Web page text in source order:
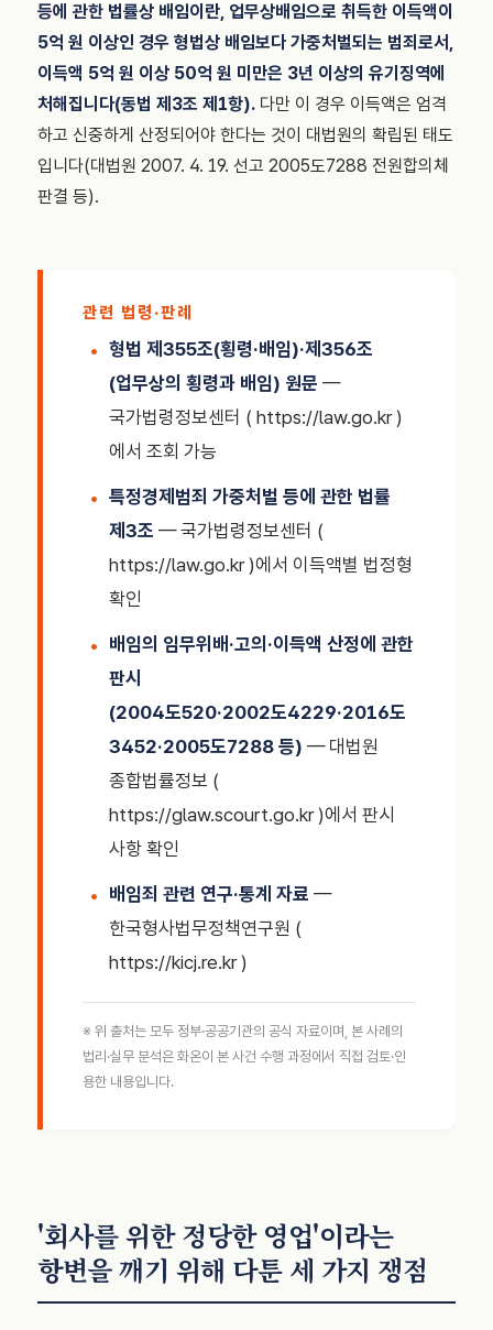
등에 관한 법률상 배임이란, 업무상배임으로 취득한 이득액이
5억 원 이상인 경우 형법상 배임보다 가중처벌되는 범죄로서,
이득액 5억 원 이상 50억 원 미만은 3년 이상의 유기징역에
처해집니다(동법 제3조 제1항). 다만 이 경우 이득액은 엄격
하고 신중하게 산정되어야 한다는 것이 대법원의 확립된 태도
입니다(대법원 2007. 4. 19. 선고 2005도7288 전원합의체
판결 등).
관련 법령·판례
형법 제355조(횡령·배임)·제356조
(업무상의 횡령과 배임) 원문 —
국가법령정보센터 ( https://law.go.kr )
에서 조회 가능
특정경제범죄 가중처벌 등에 관한 법률
제3조 — 국가법령정보센터 (
https://law.go.kr )에서 이득액별 법정형
확인
배임의 임무위배·고의·이득액 산정에 관한
판시
(2004도520·2002도4229·2016도
3452·2005도7288 등) — 대법원
종합법률정보 (
https://glaw.scourt.go.kr )에서 판시
사항 확인
배임죄 관련 연구·통계 자료 —
한국형사법무정책연구원 (
https://kicj.re.kr )
※ 위 출처는 모두 정부·공공기관의 공식 자료이며, 본 사례의
법리·실무 분석은 화온이 본 사건 수행 과정에서 직접 검토·인
용한 내용입니다.
'회사를 위한 정당한 영업'이라는
항변을 깨기 위해 다툰 세 가지 쟁점